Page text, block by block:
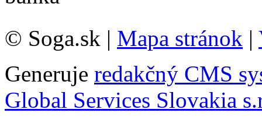
© Soga.sk | Mapa stránok |
Generuje redakčný CMS
Global Services Slovakia